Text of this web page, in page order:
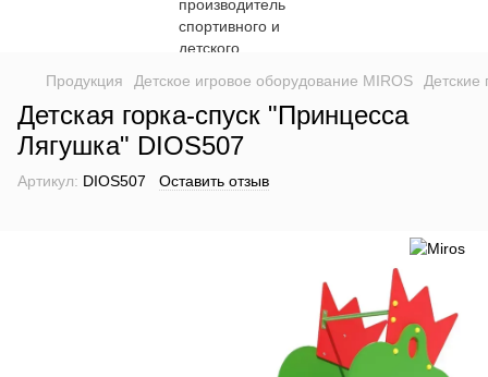
Продукция Детское игровое оборудование MIROS Детские
Детская горка-спуск "Принцесса
Лягушка" DIOS507
Артикул: DIOS507 Оставить отзыв